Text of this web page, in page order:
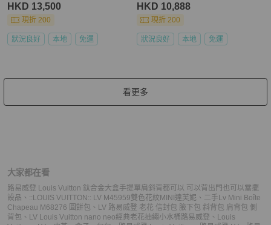
HKD 13,500
現折 200
狀況良好 本地 免運
HKD 10,888
現折 200
狀況良好 本地 免運
看更多
大家都在看
路易威登 Louis Vuitton 鈦合金大盒手提單肩斜背都可以 可以背出門也可以當擺
設品 、 ::LOUIS VUITTON:: LV M45959雙色花紋MINI達芙妮 、 二手Lv Mini Boîte
Chapeau M68276 圓餅包 、 LV 路易威登 老花 信封包 腋下包 斜背包 肩背包 側
背包 、 LV Louis Vuitton nano neo經典老花抽繩小水桶路易威登 、 Louis